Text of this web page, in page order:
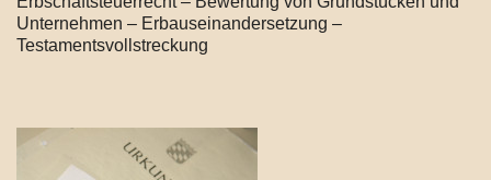
Unternehmen – Erbauseinandersetzung –
Testamentsvollstreckung